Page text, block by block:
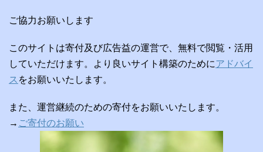
ご協力お願いします
このサイトは寄付及び広告益の運営で、無料で閲覧・活用
していただけます。より良いサイト構築のためにアドバイ
ス をお願いいたします。
また、運営継続のための寄付をお願いいたします。
→ ご寄付のお願い